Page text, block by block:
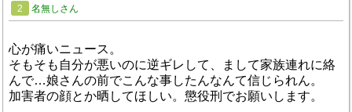
2
名無しさん
心が痛いニュース。
そもそも自分が悪いのに逆ギレして、まして家族連れに絡
んで…娘さんの前でこんな事したんなんて信じられん。
加害者の顔とか晒してほしい。懲役刑でお願いします。